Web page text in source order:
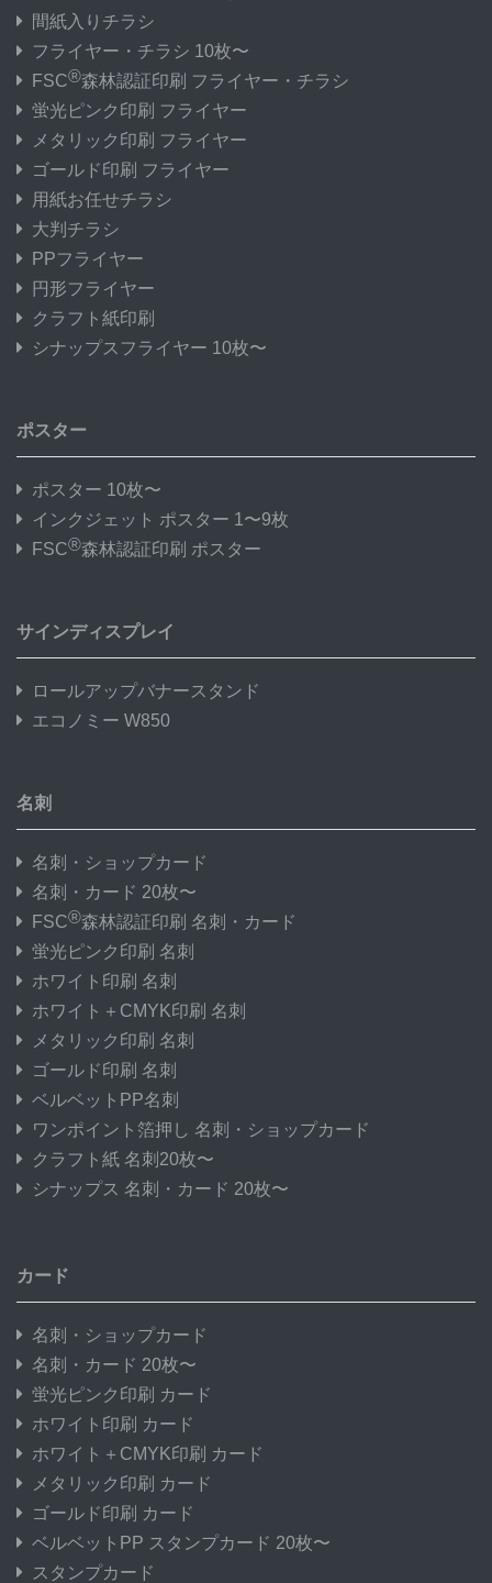
間紙入りチラシ
フライヤー・チラシ 10枚〜
FSC®森林認証印刷 フライヤー・チラシ
蛍光ピンク印刷 フライヤー
メタリック印刷 フライヤー
ゴールド印刷 フライヤー
用紙お任せチラシ
大判チラシ
PPフライヤー
円形フライヤー
クラフト紙印刷
シナップスフライヤー 10枚〜
ポスター
ポスター 10枚〜
インクジェット ポスター 1〜9枚
FSC®森林認証印刷 ポスター
サインディスプレイ
ロールアップバナースタンド
エコノミー W850
名刺
名刺・ショップカード
名刺・カード 20枚〜
FSC®森林認証印刷 名刺・カード
蛍光ピンク印刷 名刺
ホワイト印刷 名刺
ホワイト＋CMYK印刷 名刺
メタリック印刷 名刺
ゴールド印刷 名刺
ベルベットPP名刺
ワンポイント箔押し 名刺・ショップカード
クラフト紙 名刺20枚〜
シナップス 名刺・カード 20枚〜
カード
名刺・ショップカード
名刺・カード 20枚〜
蛍光ピンク印刷 カード
ホワイト印刷 カード
ホワイト＋CMYK印刷 カード
メタリック印刷 カード
ゴールド印刷 カード
ベルベットPP スタンプカード 20枚〜
スタンプカード